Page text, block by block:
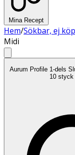
Mina Recept
Hem/Sökbar, ej
Midi
Aurum Profile 1-dels
10 styck